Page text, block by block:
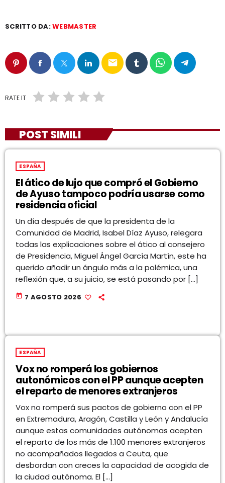
SCRITTO DA:WEBMASTER
email
RATE IT
POST SIMILI
ESPAÑA
El ático de lujo que compró el Gobierno
de Ayuso tampoco podría usarse como
residencia oficial
Un día después de que la presidenta de la
Comunidad de Madrid, Isabel Díaz Ayuso, relegara
todas las explicaciones sobre el ático al consejero
de Presidencia, Miguel Ángel García Martín, este ha
querido añadir un ángulo más a la polémica, una
reflexión que, a su juicio, se está pasando por […]
today 7 AGOSTO 2026
ESPAÑA
Vox no romperá los gobiernos
autonómicos con el PP aunque acepten
el reparto de menores extranjeros
Vox no romperá sus pactos de gobierno con el PP
en Extremadura, Aragón, Castilla y León y Andalucía
aunque estas comunidades autónomas acepten
el reparto de los más de 1.100 menores extranjeros
no acompañados llegados a Ceuta, que
desbordan con creces la capacidad de acogida de
la ciudad autónoma. El […]